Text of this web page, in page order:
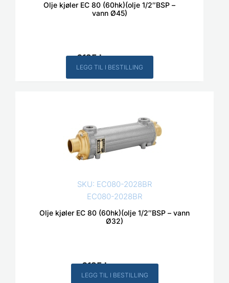
Olje kjøler EC 80 (60hk)(olje 1/2″BSP –
vann Ø45)
6125kr Inkl. MVA
LEGG TIL I BESTILLING
SKU: EC080-2028BR
EC080-2028BR
Olje kjøler EC 80 (60hk)(olje 1/2″BSP – vann
Ø32)
6125kr Inkl. MVA
LEGG TIL I BESTILLING